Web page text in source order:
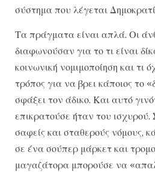
σύστημα που λέγεται
Τα πράγματα είναι απλά. Οι
διαφωνούσαν για το τι είναι
κοινωνική νομιμοποίηση και τι
τρόπος για να βρει κάποιος το
σφάξει τον άδικο. Και αυτό
επικρατούσε ήταν του ισχυρού.
σαφείς και σταθερούς νόμους,
σε ένα σούπερ μάρκετ και
μαγαζάτορα μπορούσε να